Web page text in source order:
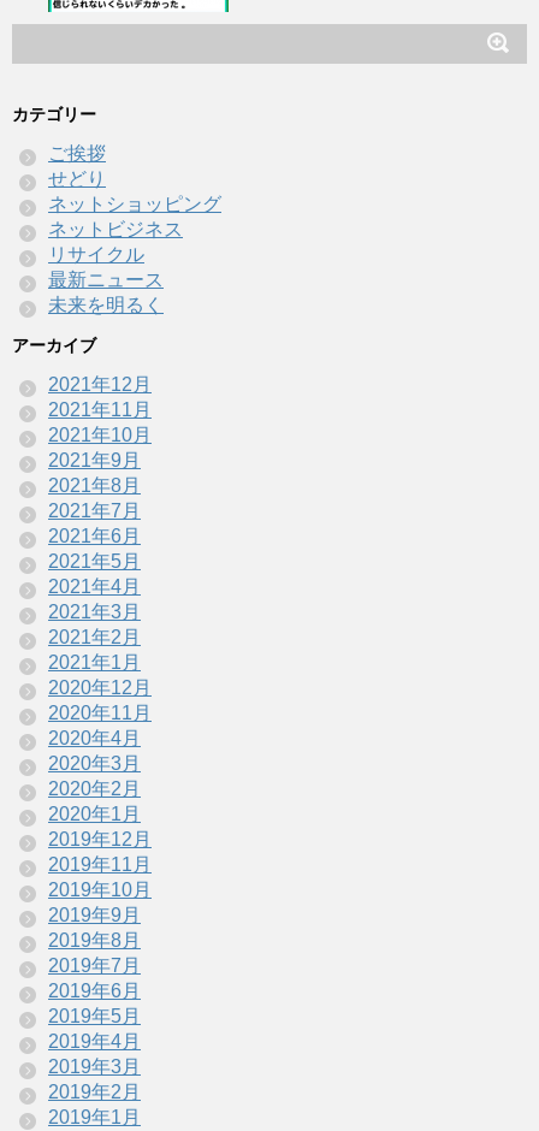
カテゴリー
ご挨拶
せどり
ネットショッピング
ネットビジネス
リサイクル
最新ニュース
未来を明るく
アーカイブ
2021年12月
2021年11月
2021年10月
2021年9月
2021年8月
2021年7月
2021年6月
2021年5月
2021年4月
2021年3月
2021年2月
2021年1月
2020年12月
2020年11月
2020年4月
2020年3月
2020年2月
2020年1月
2019年12月
2019年11月
2019年10月
2019年9月
2019年8月
2019年7月
2019年6月
2019年5月
2019年4月
2019年3月
2019年2月
2019年1月